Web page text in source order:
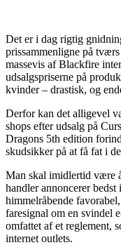
Det er i dag rigtig
prissammenligne på
massevis af Blackfire
udsalgspriserne på
kvinder – drastisk, og
Derfor kan det alligevel
shops efter udsalg på
Dragons 5th edition
skudsikker på at få fat i
Man skal imidlertid være
handler annoncerer
himmelråbende
faresignal om en svindel
omfattet af et reglement,
internet outlets.